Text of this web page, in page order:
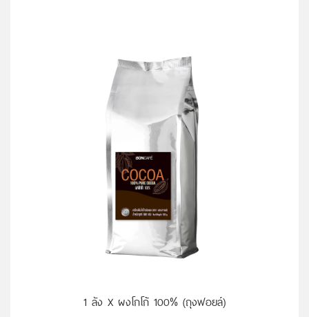
1 ลัง X ผงโกโก้ 100% (ถุงฟอยล์)